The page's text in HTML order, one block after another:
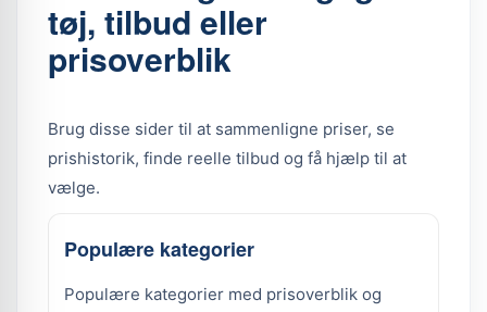
tøj, tilbud eller
prisoverblik
Brug disse sider til at sammenligne priser, se
prishistorik, finde reelle tilbud og få hjælp til at
vælge.
Populære kategorier
Populære kategorier med prisoverblik og